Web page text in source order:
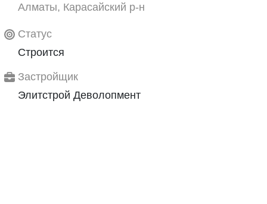
Алматы, Карасайский р-н
Статус
Строится
Застройщик
Элитстрой Деволопмент